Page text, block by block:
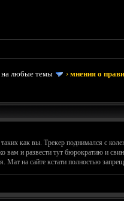
на любые темы ›мнения о
как вы. Трекер поднимался с
вам и развести тут бюрократию и
Мат на сайте кстати полностью